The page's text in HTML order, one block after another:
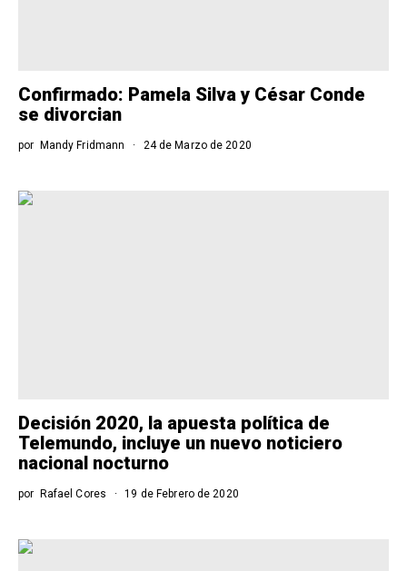
Confirmado: Pamela Silva y César Conde
se divorcian
por Mandy Fridmann 24 de Marzo de 2020
Decisión 2020, la apuesta política de
Telemundo, incluye un nuevo noticiero
nacional nocturno
por Rafael Cores 19 de Febrero de 2020